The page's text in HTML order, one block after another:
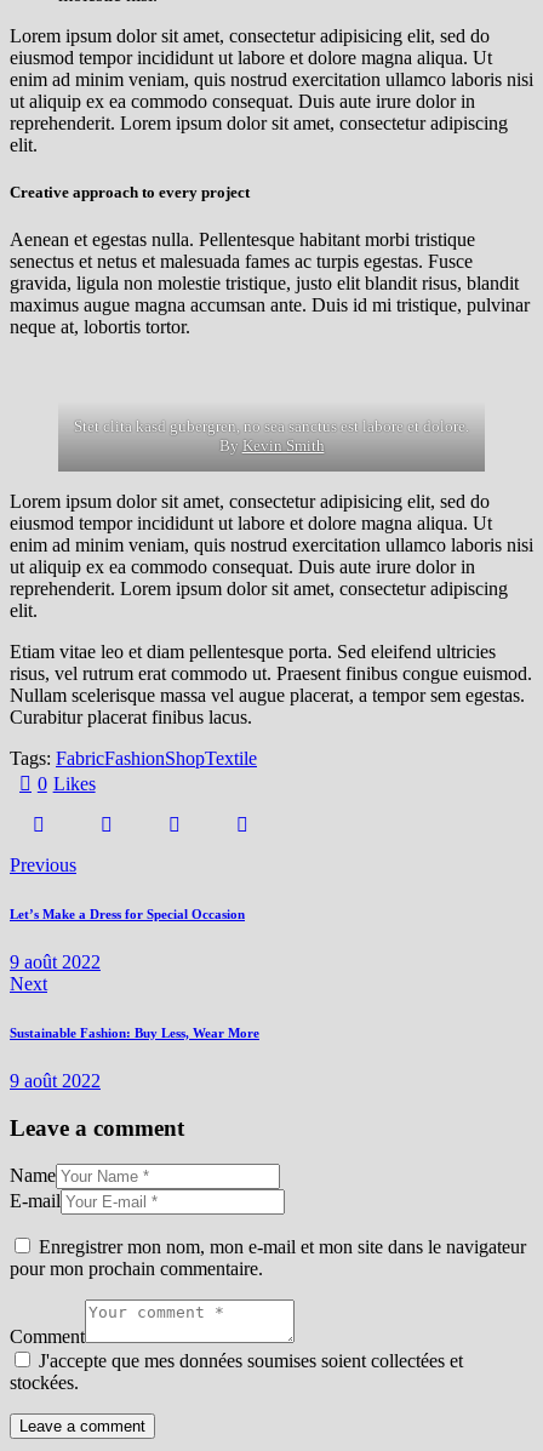
Lorem ipsum dolor sit amet, consectetur adipisicing elit, sed do
eiusmod tempor incididunt ut labore et dolore magna aliqua. Ut
enim ad minim veniam, quis nostrud exercitation ullamco laboris nisi
ut aliquip ex ea commodo consequat. Duis aute irure dolor in
reprehenderit. Lorem ipsum dolor sit amet, consectetur adipiscing
elit.
Creative approach to every project
Aenean et egestas nulla. Pellentesque habitant morbi tristique
senectus et netus et malesuada fames ac turpis egestas. Fusce
gravida, ligula non molestie tristique, justo elit blandit risus, blandit
maximus augue magna accumsan ante. Duis id mi tristique, pulvinar
neque at, lobortis tortor.
Stet clita kasd gubergren, no sea sanctus est labore et dolore.
By Kevin Smith
Lorem ipsum dolor sit amet, consectetur adipisicing elit, sed do
eiusmod tempor incididunt ut labore et dolore magna aliqua. Ut
enim ad minim veniam, quis nostrud exercitation ullamco laboris nisi
ut aliquip ex ea commodo consequat. Duis aute irure dolor in
reprehenderit. Lorem ipsum dolor sit amet, consectetur adipiscing
elit.
Etiam vitae leo et diam pellentesque porta. Sed eleifend ultricies
risus, vel rutrum erat commodo ut. Praesent finibus congue euismod.
Nullam scelerisque massa vel augue placerat, a tempor sem egestas.
Curabitur placerat finibus lacus.
Tags: FabricFashionShopTextile
0 Likes
Previous
Let’s Make a Dress for Special Occasion
9 août 2022
Next
Sustainable Fashion: Buy Less, Wear More
9 août 2022
Leave a comment
Name
E-mail
Enregistrer mon nom, mon e-mail et mon site dans le navigateur
pour mon prochain commentaire.
Comment
J'accepte que mes données soumises soient collectées et
stockées.